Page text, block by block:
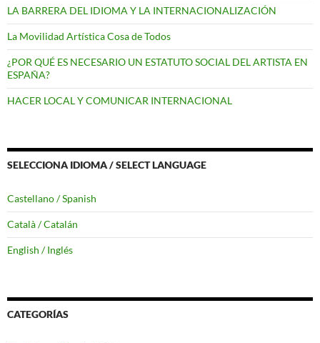
LA BARRERA DEL IDIOMA Y LA INTERNACIONALIZACIÓN
La Movilidad Artística Cosa de Todos
¿POR QUÉ ES NECESARIO UN ESTATUTO SOCIAL DEL ARTISTA EN
ESPAÑA?
HACER LOCAL Y COMUNICAR INTERNACIONAL
SELECCIONA IDIOMA / SELECT LANGUAGE
Castellano / Spanish
Català / Catalán
English / Inglés
CATEGORÍAS